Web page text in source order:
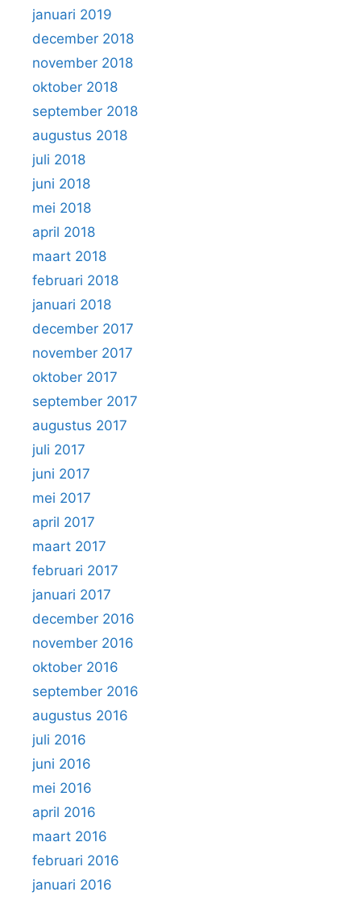
januari 2019
december 2018
november 2018
oktober 2018
september 2018
augustus 2018
juli 2018
juni 2018
mei 2018
april 2018
maart 2018
februari 2018
januari 2018
december 2017
november 2017
oktober 2017
september 2017
augustus 2017
juli 2017
juni 2017
mei 2017
april 2017
maart 2017
februari 2017
januari 2017
december 2016
november 2016
oktober 2016
september 2016
augustus 2016
juli 2016
juni 2016
mei 2016
april 2016
maart 2016
februari 2016
januari 2016